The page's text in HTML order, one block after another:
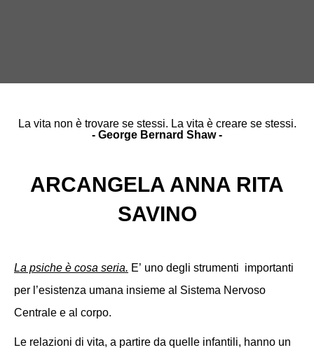
La vita non è trovare se stessi. La vita è creare se stessi.
- George Bernard Shaw -
ARCANGELA ANNA RITA
SAVINO
La psiche è cosa seria. E’ uno degli strumenti importanti
per l’esistenza umana insieme al Sistema Nervoso
Centrale e al corpo.
Le relazioni di vita, a partire da quelle infantili, hanno un